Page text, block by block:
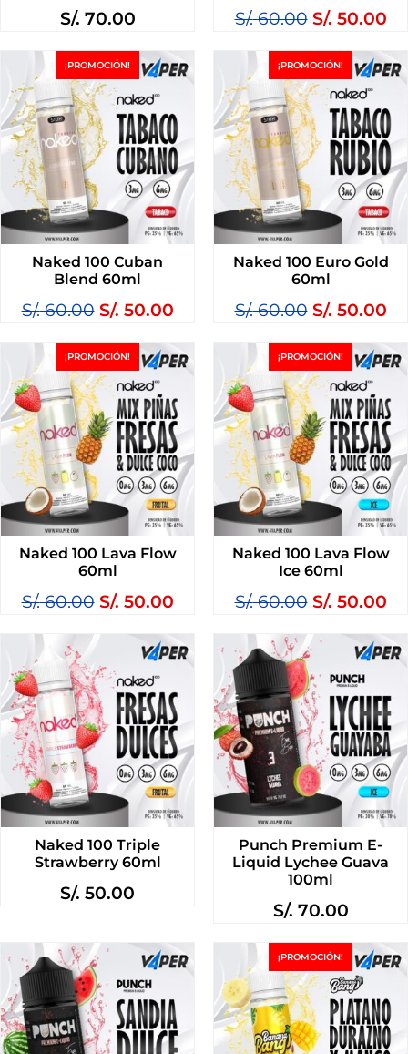
S/. 70.00 S/.60.00 S/. 50.00
¡PROMOCIÓN!
Naked 100 Cuban
Blend 60ml
S/.60.00 S/. 50.00
¡PROMOCIÓN!
Naked 100 Euro Gold
60ml
S/.60.00 S/. 50.00
¡PROMOCIÓN!
Naked 100 Lava Flow
60ml
S/.60.00 S/. 50.00
¡PROMOCIÓN!
Naked 100 Lava Flow
Ice 60ml
S/.60.00 S/. 50.00
Naked 100 Triple
Strawberry 60ml
S/. 50.00
Punch Premium E-
Liquid Lychee Guava
100ml
S/. 70.00
¡PROMOCIÓN!